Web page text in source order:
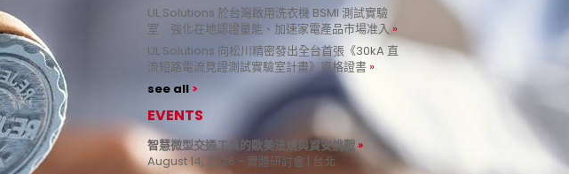
UL Solutions 於台灣啟用洗衣機 BSMI 測試實驗
室 強化在地認證量能、加速家電產品市場准入
UL Solutions 向松川精密發出全台首張《30kA 直
流短路電流見證測試實驗室計畫》資格證書
see all
EVENTS
智慧微型交通工具的歐美法規與資安挑戰
August 14, 2026 - 實體研討會 | 台北